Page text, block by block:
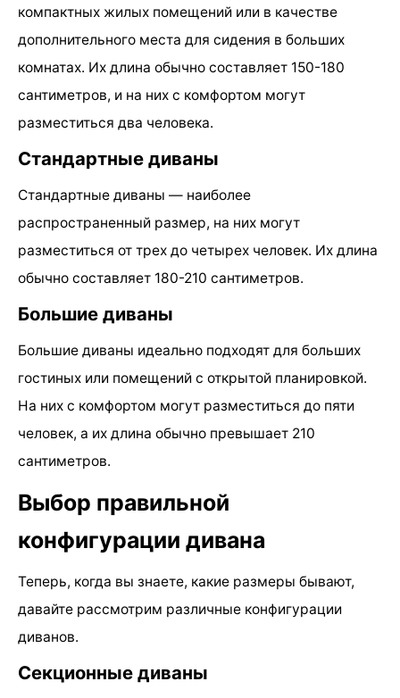
компактных жилых помещений или в качестве
дополнительного места для сидения в больших
комнатах. Их длина обычно составляет 150-180
сантиметров, и на них с комфортом могут
разместиться два человека.
Стандартные диваны
Стандартные диваны — наиболее
распространенный размер, на них могут
разместиться от трех до четырех человек. Их длина
обычно составляет 180-210 сантиметров.
Большие диваны
Большие диваны идеально подходят для больших
гостиных или помещений с открытой планировкой.
На них с комфортом могут разместиться до пяти
человек, а их длина обычно превышает 210
сантиметров.
Выбор правильной
конфигурации дивана
Теперь, когда вы знаете, какие размеры бывают,
давайте рассмотрим различные конфигурации
диванов.
Секционные диваны